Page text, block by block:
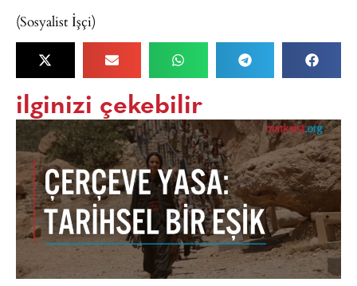
(Sosyalist İşçi)
ilginizi çekebilir